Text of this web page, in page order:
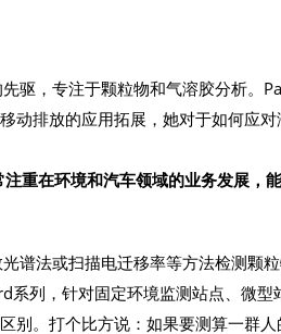
驱，专注于颗粒物和气溶胶分析。
动排放的应用拓展，她对于如何应
重在环境和汽车领域的业务发展，
谱法或扫描电迁移率等方法检测颗
系列，针对固定环境监测站点、微
别。打个比方说：如果要测算一群